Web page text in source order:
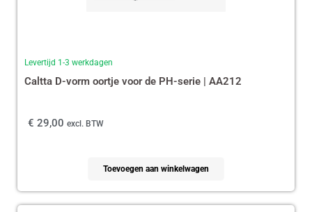
Levertijd 1-3 werkdagen
Caltta D-vorm oortje voor de PH-serie | AA212
€ 29,00 excl. BTW
Toevoegen aan winkelwagen